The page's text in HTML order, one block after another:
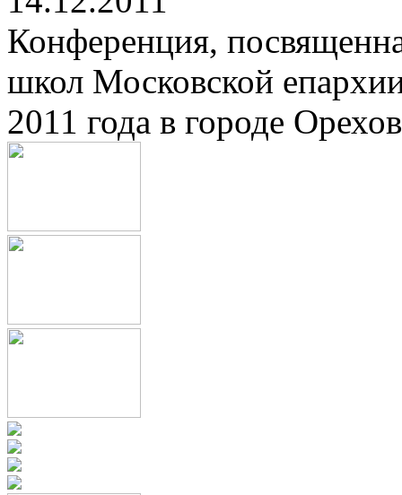
Конференция,
школ Московской
2011 года в городе